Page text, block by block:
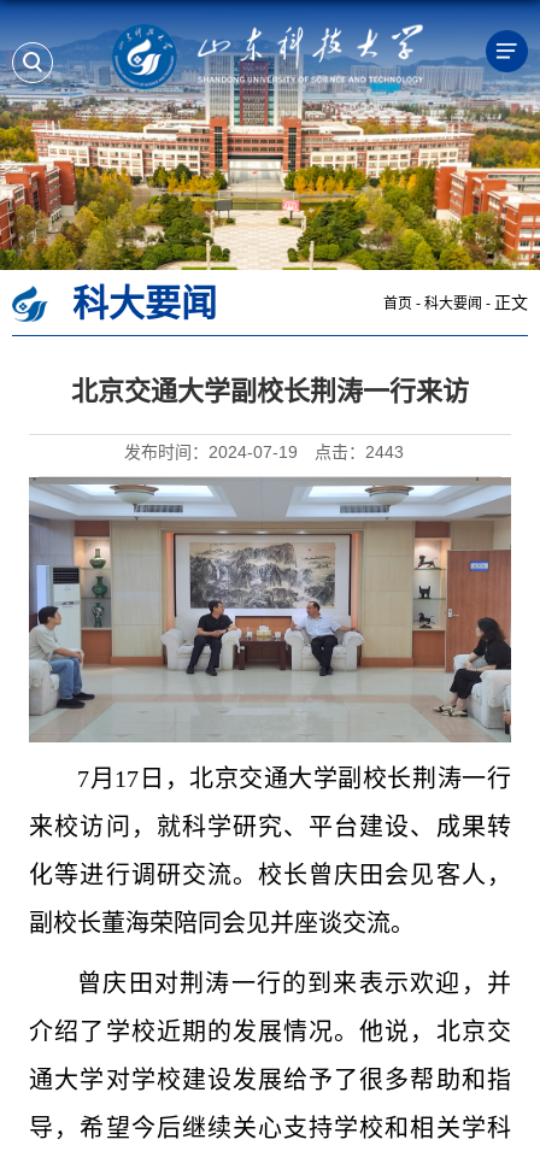
科大要闻 首页 - 科大要闻 - 正文
北京交通大学副校长荆涛一行来访
发布时间：2024-07-19 点击： 2443
7月17日，北京交通大学副校长荆涛一行
来校访问，就科学研究、平台建设、成果转
化等进行调研交流。校长曾庆田会见客人，
副校长董海荣陪同会见并座谈交流。
曾庆田对荆涛一行的到来表示欢迎，并
介绍了学校近期的发展情况。他说，北京交
通大学对学校建设发展给予了很多帮助和指
导，希望今后继续关心支持学校和相关学科